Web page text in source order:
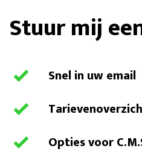
Stuur mij
Snel in uw email
Opties voor